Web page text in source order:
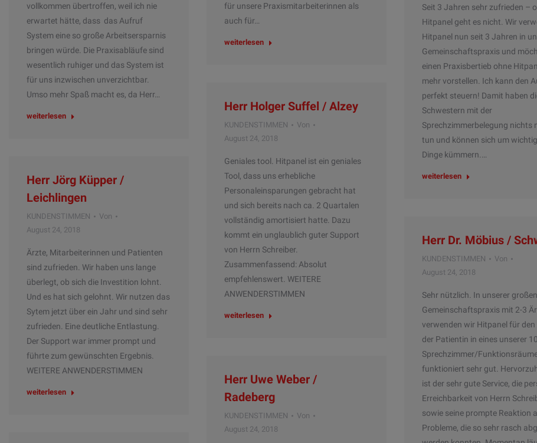
für unsere Praxismitarbeiterinnen als
auch für…
weiterlesen
vollkommen übertroffen, weil ich nie
erwartet hätte, dass das Aufruf
System eine so große Arbeitsersparnis
bringen würde. Die Praxisabläufe sind
wesentlich ruhiger und das System ist
für uns inzwischen unverzichtbar.
Umso mehr Spaß macht es, da Herr…
weiterlesen
Seit 3 Jahren sehr zufrieden –
Hitpanel geht es nicht. Wir
Hitpanel nun seit 3 Jahren in
Gemeinschaftspraxis und
einen Praxisbertieb ohne
mehr vorstellen. Ich kann den
perfekt steuern! Damit haben
Schwestern mit der
Sprechzimmerbelegung nichts
tun und können sich um
Dinge kümmern.…
weiterlesen
Herr Holger Suffel / Alzey
KUNDENSTIMMEN
Von
August 24, 2018
Geniales tool. Hitpanel ist ein geniales
Tool, dass uns erhebliche
Personaleinsparungen gebracht hat
und sich bereits nach ca. 2 Quartalen
vollständig amortisiert hatte. Dazu
kommt ein unglaublich guter Support
von Herrn Schreiber.
Zusammenfassend: Absolut
empfehlenswert. WEITERE
ANWENDERSTIMMEN
weiterlesen
Herr Jörg Küpper /
Leichlingen
KUNDENSTIMMEN
Von
August 24, 2018
Ärzte, Mitarbeiterinnen und Patienten
sind zufrieden. Wir haben uns lange
überlegt, ob sich die Investition lohnt.
Und es hat sich gelohnt. Wir nutzen das
Sytem jetzt über ein Jahr und sind sehr
zufrieden. Eine deutliche Entlastung.
Der Support war immer prompt und
führte zum gewünschten Ergebnis.
WEITERE ANWENDERSTIMMEN
weiterlesen
Herr Dr. Möbius /
KUNDENSTIMMEN
Von
August 24, 2018
Sehr nützlich. In unserer großen
Gemeinschaftspraxis mit 2-3
verwenden wir Hitpanel für
der Patientin in eines unserer 10
Sprechzimmer/
funktioniert sehr gut.
ist der sehr gute Service, die
Erreichbarkeit von Herrn
sowie seine prompte Reaktion
Probleme, die so sehr rasch
Herr Uwe Weber /
Radeberg
KUNDENSTIMMEN
Von
August 24, 2018